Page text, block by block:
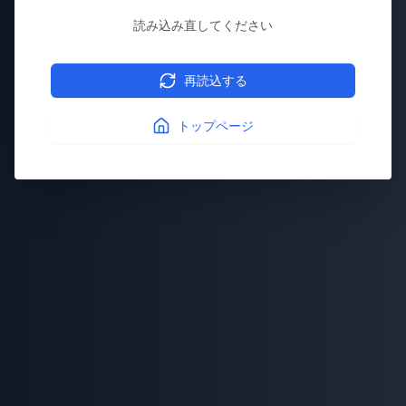
読み込み直してください
再読込する
トップページ